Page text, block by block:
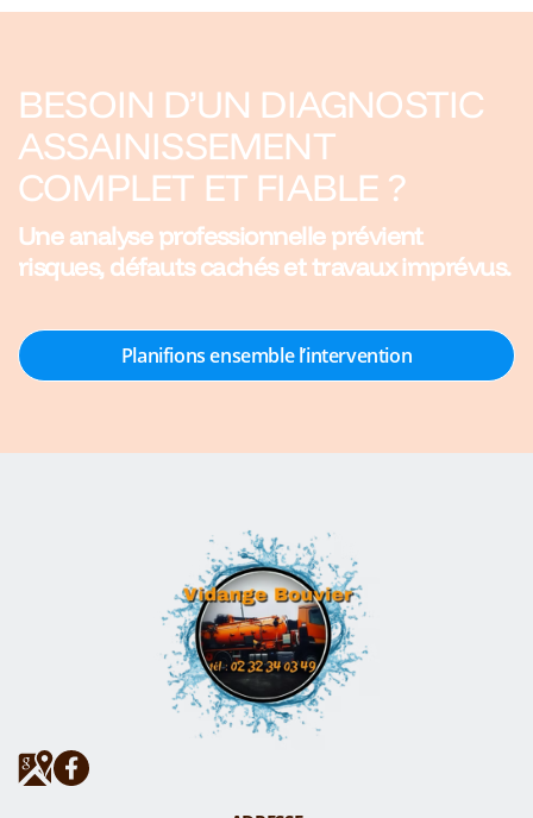
BESOIN D’UN DIAGNOSTIC
ASSAINISSEMENT
COMPLET ET FIABLE ?
Une analyse professionnelle prévient
risques, défauts cachés et travaux imprévus.
Planifions ensemble l’intervention